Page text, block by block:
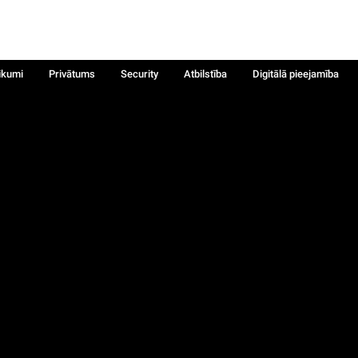
Privātums Security Atbilstība
Digitālā pieejamība